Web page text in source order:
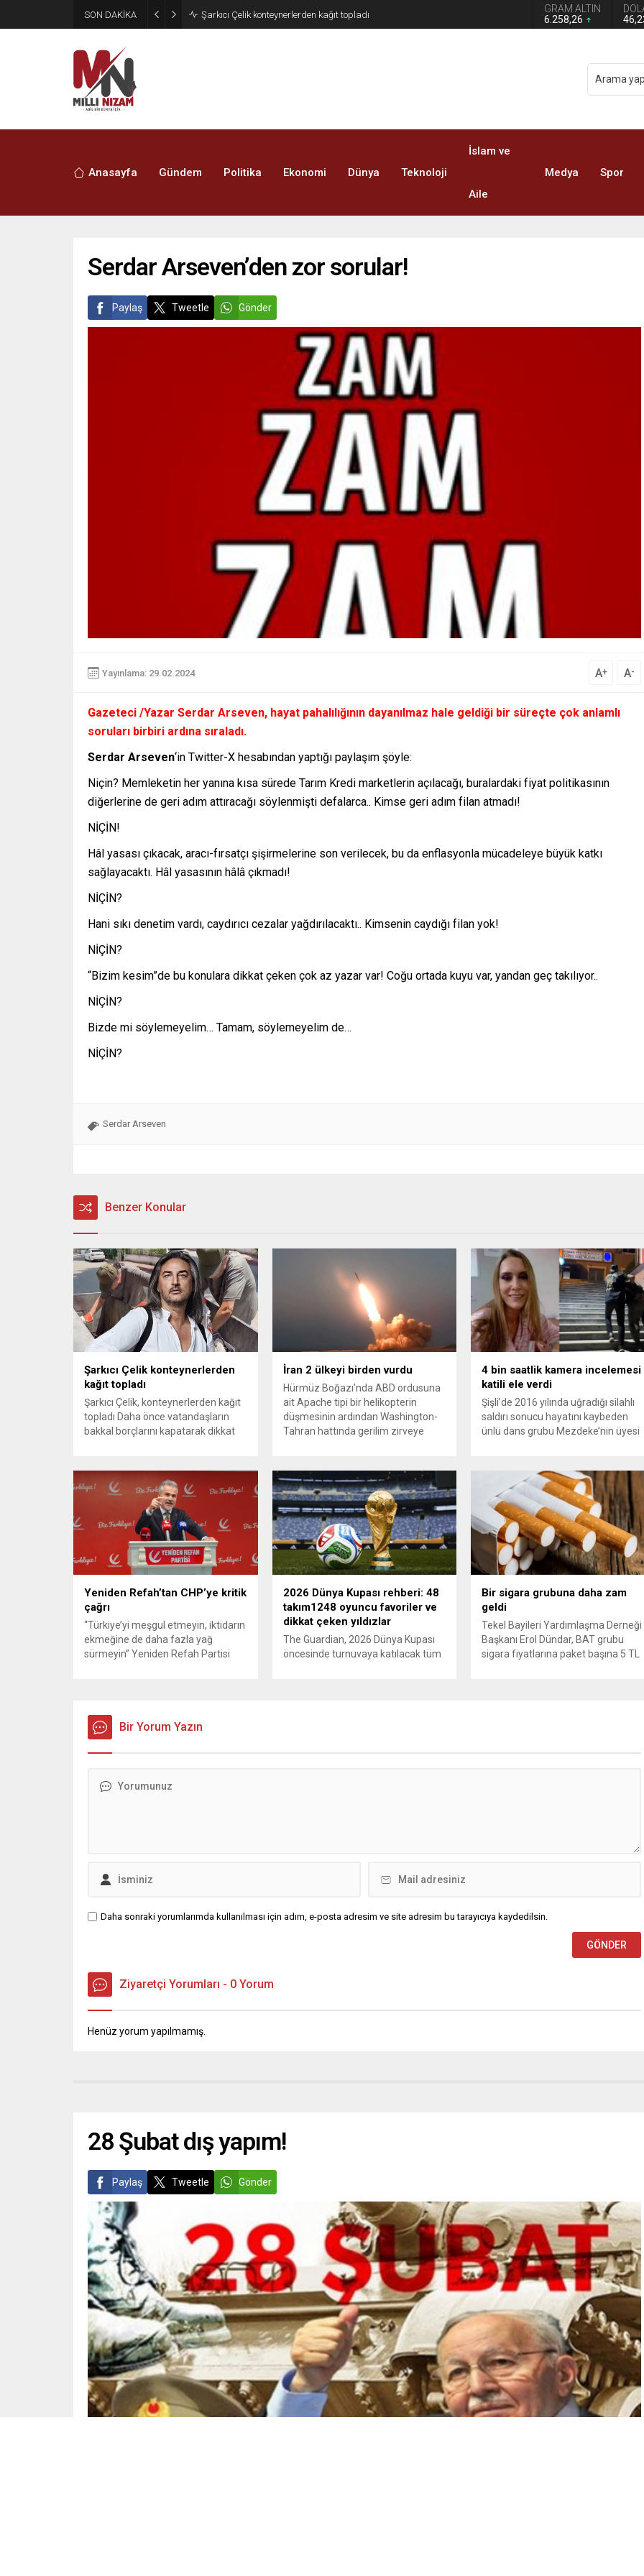
SON DAKİKA İran 2 ülkeyi birden vurdu
GRAM ALTIN
6.258,26
Anasayfa Gündem Politika Ekonomi Dünya Teknoloji
İslam ve
Aile
Medya Spor
Serdar Arseven’den zor sorular!
Paylaş Tweetle Gönder
Yayınlama: 29.02.2024 A+ A-
Gazeteci /Yazar Serdar Arseven, hayat pahalılığının dayanılmaz hale geldiği bir süreçte çok anlamlı
soruları birbiri ardına sıraladı.
Serdar Arseven‘in Twitter-X hesabından yaptığı paylaşım şöyle:
Niçin? Memleketin her yanına kısa sürede Tarım Kredi marketlerin açılacağı, buralardaki fiyat politikasının
diğerlerine de geri adım attıracağı söylenmişti defalarca.. Kimse geri adım filan atmadı!
NİÇİN!
Hâl yasası çıkacak, aracı-fırsatçı şişirmelerine son verilecek, bu da enflasyonla mücadeleye büyük katkı
sağlayacaktı. Hâl yasasının hâlâ çıkmadı!
NİÇİN?
Hani sıkı denetim vardı, caydırıcı cezalar yağdırılacaktı.. Kimsenin caydığı filan yok!
NİÇİN?
“Bizim kesim”de bu konulara dikkat çeken çok az yazar var! Coğu ortada kuyu var, yandan geç takılıyor..
NİÇİN?
Bizde mi söylemeyelim… Tamam, söylemeyelim de…
NİÇİN?
Serdar Arseven
Benzer Konular
Şarkıcı Çelik konteynerlerden
kağıt topladı
Şarkıcı Çelik, konteynerlerden kağıt
topladı Daha önce vatandaşların
bakkal borçlarını kapatarak dikkat
Çelik, Samsun’un İlkadım ilçesinde
çöpten kağıt toplayarak geçimini
sağlayan Serpil Hanım’a destek
oldu. Çelik, sokaklardaki
konteynerlerden kağıt topladı. Ünlü
şarkıcı Çelik, Samsun’un İlkadım
ilçesinde çöpten kağıt toplayarak...
İran 2 ülkeyi birden vurdu
Hürmüz Boğazı’nda ABD ordusuna
ait Apache tipi bir helikopterin
düşmesinin ardından Washington-
Tahran hattında gerilim zirveye
savunma sistemleri ve radarları
vurmasına, İran Devrim Muhafızları
Bahreyn ve Ürdün’deki Amerikan
askeri üslerini hedef alarak sert
karşılık verdi. Tahran, yeni bir ABD
saldırısına anında yanıt verileceğini
duyurdu....
4 bin saatlik kamera incelemesi
katili ele verdi
Şişli’de 2016 yılında uğradığı silahlı
saldırı sonucu hayatını kaybeden
ünlü dans grubu Mezdeke’nin üyesi
kamerası görüntüsünü ve bin 700
Akbil kaydını inceleyen Cinayet Büro
ekipleri, cinayeti işlediğini itiraf eden
maktulün akrabası Bülent G. ile
azmettirici olduğu öne sürülen 2...
Yeniden Refah’tan CHP’ye kritik
çağrı
“Türkiye’yi meşgul etmeyin, iktidarın
ekmeğine de daha fazla yağ
sürmeyin” Yeniden Refah Partisi
muhalefetsiz, ana muhalefet
gündemsiz kalmamalıdır. Bir an
önce anlaşın, kurultay kararı alın,
adresi olun. Türkiye’yi...
2026 Dünya Kupası rehberi: 48
takım1248 oyuncu favoriler ve
dikkat çeken yıldızlar
The Guardian, 2026 Dünya Kupası
öncesinde turnuvaya katılacak tüm
takımı “dünya sahnesinde etki
Bir sigara grubuna daha zam
geldi
Tekel Bayileri Yardımlaşma Derneği
Başkanı Erol Dündar, BAT grubu
sigara fiyatlarına paket başına 5 TL
British American Tobacco (BAT) da
Bir Yorum Yazın
Daha sonraki yorumlarımda kullanılması için adım, e-posta adresim ve site adresim bu tarayıcıya kaydedilsin.
Ziyaretçi Yorumları - 0 Yorum
Henüz yorum yapılmamış.
28 Şubat dış yapım!
Paylaş Tweetle Gönder